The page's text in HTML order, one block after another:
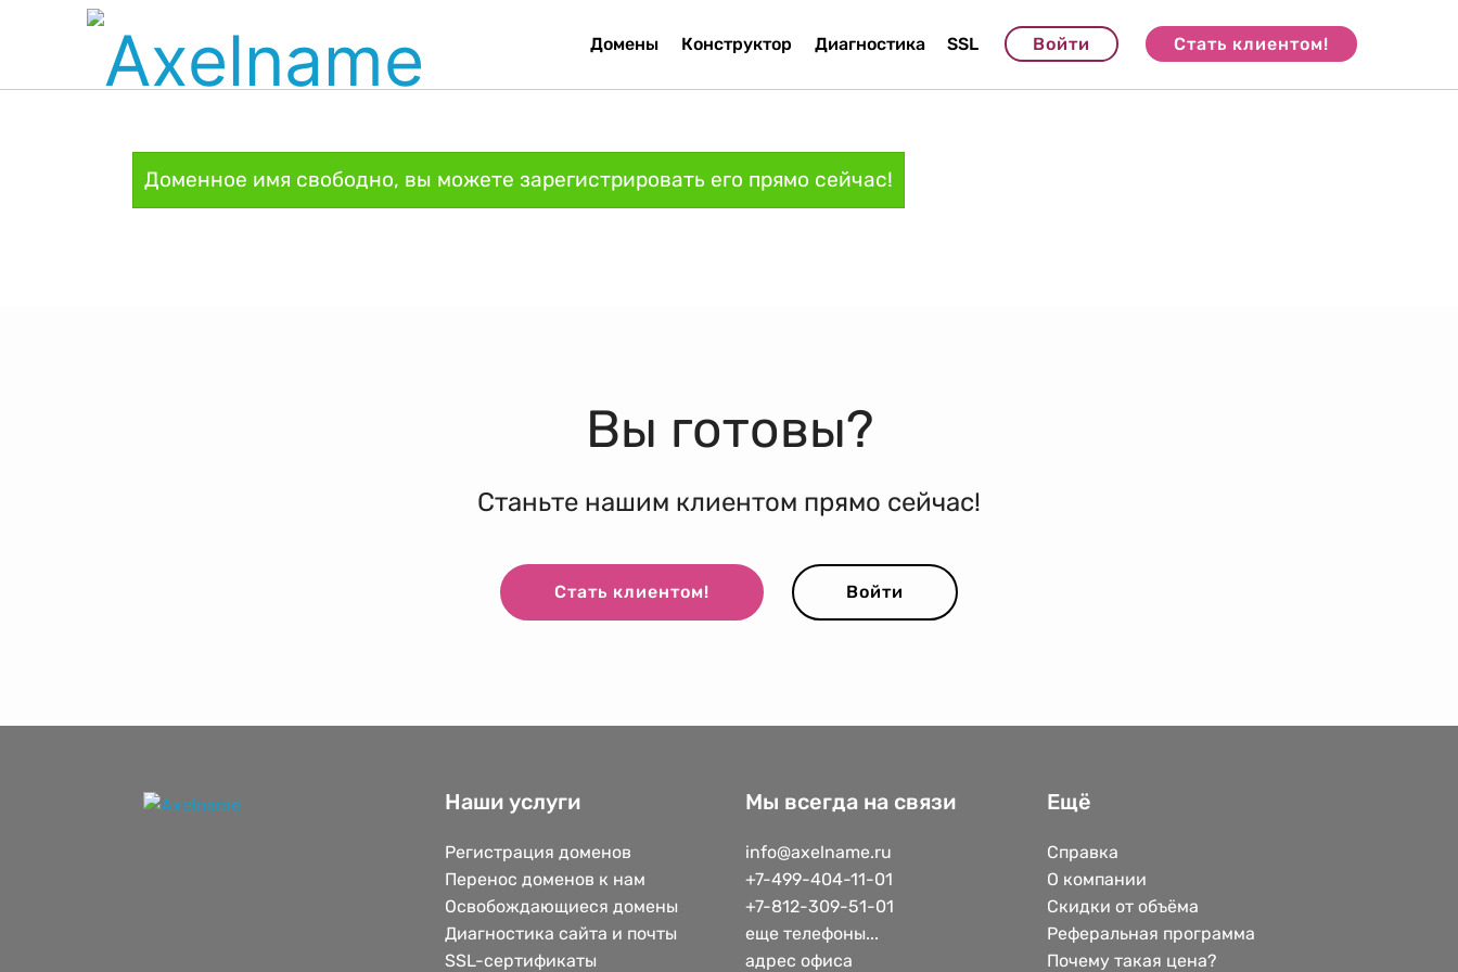
Домены Конструктор Диагностика SSL Войти Стать клиентом!
Доменное имя свободно, вы можете зарегистрировать его прямо сейчас!
Вы готовы?
Станьте нашим клиентом прямо сейчас!
Стать клиентом! Войти
Наши услуги
Регистрация доменов
Перенос доменов к нам
Освобождающиеся домены
Диагностика сайта и почты
SSL-сертификаты
Мы всегда на связи
info@axelname.ru
+7-499-404-11-01
+7-812-309-51-01
еще телефоны...
адрес офиса
Ещё
Справка
О компании
Скидки от объёма
Реферальная программа
Почему такая цена?